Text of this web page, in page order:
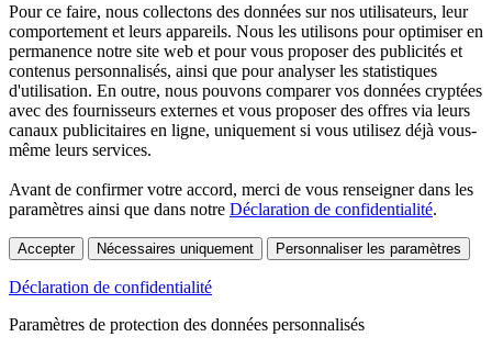
Pour ce faire, nous collectons des données sur nos utilisateurs, leur
comportement et leurs appareils. Nous les utilisons pour optimiser en
permanence notre site web et pour vous proposer des publicités et
contenus personnalisés, ainsi que pour analyser les statistiques
d'utilisation. En outre, nous pouvons comparer vos données cryptées
avec des fournisseurs externes et vous proposer des offres via leurs
canaux publicitaires en ligne, uniquement si vous utilisez déjà vous-
même leurs services.
Avant de confirmer votre accord, merci de vous renseigner dans les
paramètres ainsi que dans notre Déclaration de confidentialité.
Accepter Nécessaires uniquement Personnaliser les paramètres
Déclaration de confidentialité
Paramètres de protection des données personnalisés